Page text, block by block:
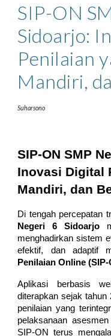
SIP-ON
Sidoarjo:
Penilaian
Mandiri,
Suharsono
SIP-ON SMP
Inovasi Digital
Mandiri, dan
Di tengah percepatan
Negeri 6 Sidoarjo
menghadirkan sistem
efektif, dan adaptif
Penilaian Online (SIP-
Aplikasi berbasis
diterapkan sejak tahun
penilaian yang
pelaksanaan
SIP-ON terus